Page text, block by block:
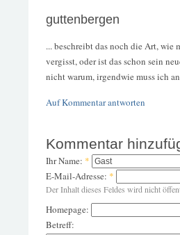
guttenbergen
... beschreibt das noch die Art,
vergisst, oder ist das schon sein
nicht warum, irgendwie muss ich
Auf Kommentar antworten
Kommentar
Ihr Name: *
E-Mail-Adresse: *
Der Inhalt dieses Feldes wird nicht
Homepage:
Betreff: